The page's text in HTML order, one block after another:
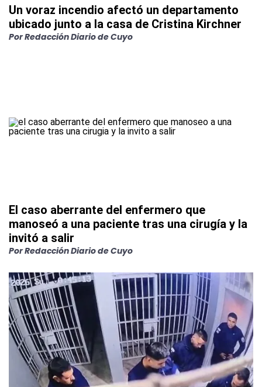
Un voraz incendio afectó un departamento
ubicado junto a la casa de Cristina Kirchner
PorRedacción Diario de Cuyo
El caso aberrante del enfermero que
manoseó a una paciente tras una cirugía y la
invitó a salir
PorRedacción Diario de Cuyo